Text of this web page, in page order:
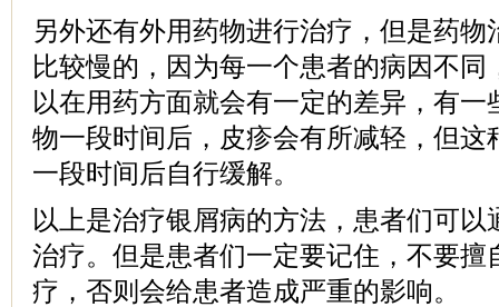
另外还有外用药物进行治疗，但是药物
比较慢的，因为每一个患者的病因不同
以在用药方面就会有一定的差异，有一
物一段时间后，皮疹会有所减轻，但这
一段时间后自行缓解。
以上是治疗银屑病的方法，患者们可以
治疗。但是患者们一定要记住，不要擅
疗，否则会给患者造成严重的影响。